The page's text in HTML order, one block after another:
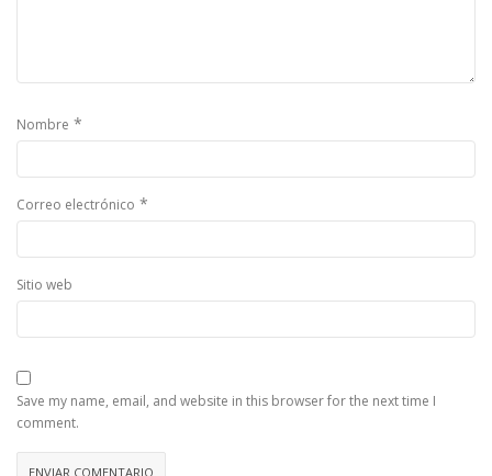
Nombre *
Correo electrónico *
Sitio web
Save my name, email, and website in this browser for the next time I
comment.